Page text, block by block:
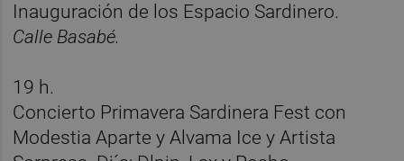
Inauguración de los Espacio Sardinero.
Calle Basabé.
19 h.
Concierto Primavera Sardinera Fest con
Modestia Aparte y Alvama Ice y Artista